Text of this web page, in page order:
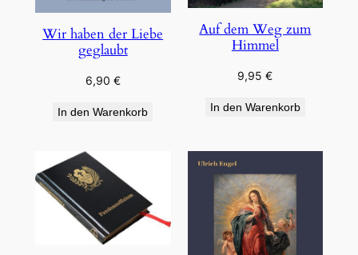
Wir haben der Liebe
geglaubt
6,90 €
In den Warenkorb
Auf dem Weg zum
Himmel
9,95€
In den Warenkorb